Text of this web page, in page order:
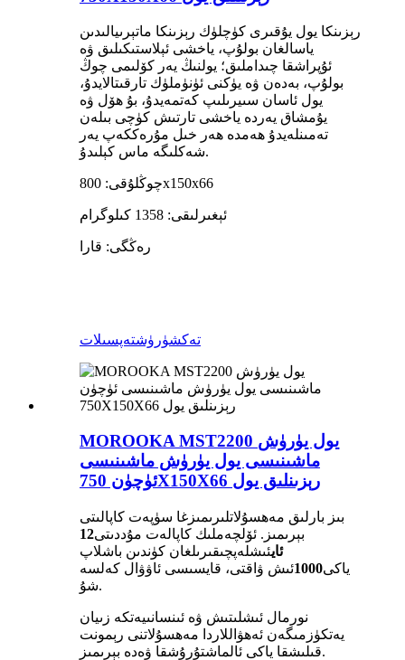
رېزىنكا يول يۇقىرى كۈچلۈك رېزىنكا ماتېرىيالىدىن
ياسالغان بولۇپ، ياخشى ئېلاستىكىلىق ۋە
ئۇپراشقا چىداملىق؛ يولنىڭ يەر كۆلىمى چوڭ
بولۇپ، بەدەن ۋە يۈكنى ئۈنۈملۈك تارقىتالايدۇ،
يول ئاسان سىيرىلىپ كەتمەيدۇ، بۇ ھۆل ۋە
يۇمشاق يەردە ياخشى تارتىش كۈچى بىلەن
تەمىنلەيدۇ ھەمدە ھەر خىل مۇرەككەپ يەر
شەكلىگە ماس كېلىدۇ.
چوڭلۇقى: 800x150x66
ئېغىرلىقى: 1358 كىلوگرام
رەڭگى: قارا
تەكشۈرۈشتەپسىلات
MOROOKA MST2200 يول يۈرۈش
ماشىنىسى يول يۈرۈش ماشىنىسى
ئۈچۈن 750X150X66 رېزىنلىق يول
بىز بارلىق مەھسۇلاتلىرىمىزغا سۈپەت كاپالىتى
بېرىمىز. ئۆلچەملىك كاپالەت مۇددىتى12
ئايئىشلەپچىقىرىلغان كۈندىن باشلاپ
ياكى1000ئىش ۋاقتى، قايسىسى ئاۋۋال كەلسە
شۇ.
نورمال ئىشلىتىش ۋە ئىنسانىيەتكە زىيان
يەتكۈزمىگەن ئەھۋاللاردا مەھسۇلاتنى رېمونت
قىلىشقا ياكى ئالماشتۇرۇشقا ۋەدە بېرىمىز.